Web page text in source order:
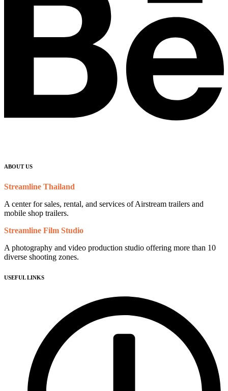
ABOUT US
Streamline Thailand
A center for sales, rental, and services of Airstream trailers and
mobile shop trailers.
Streamline Film Studio
A photography and video production studio offering more than 10
diverse shooting zones.
USEFUL LINKS